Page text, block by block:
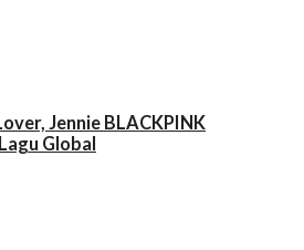
Jennie BLACKPINK
Global